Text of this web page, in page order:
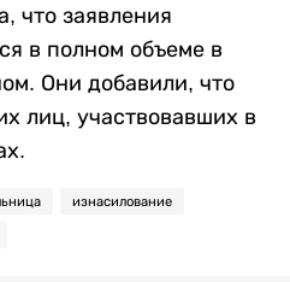
что заявления
в полном объеме в
Они добавили, что
лиц, участвовавших в
изнасилование